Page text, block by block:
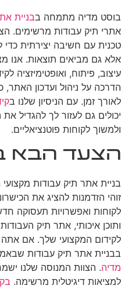
בוסט מדיה מתמחה בבניית
אתרי תיק עבודות מרשימים.
טכנית עם חשיבה יצירתית כדי
אלא גם מביאים תוצאות. אנו
עיצוב, פיתוח, ואופטימיזציה
הדרכה על ניהול ועדכון האתר,
לאורך זמן. עם הניסיון שלנו ב
יכולים גם לעזור לך להגדיל
ולמשוך לקוחות פוטנציאליים.
הצעד הבא
בניית אתר תיק עבודות
זוהי הזדמנות להציג את
לקוחות ואפשרויות תעסוקה
ותוכן איכותי, אתר תיק
לקידום המקצועי שלך. אם
בבניית אתר תיק עבודות
מדיה. הצוות המנוסה שלנו
למציאות דיגיטלית מרשימה.